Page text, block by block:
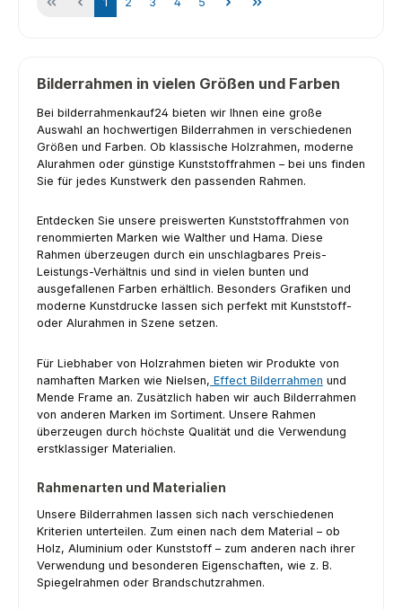
Bilderrahmen in vielen Größen und Farben
Bei bilderrahmenkauf24 bieten wir Ihnen eine große
Auswahl an hochwertigen Bilderrahmen in verschiedenen
Größen und Farben. Ob klassische Holzrahmen, moderne
Alurahmen oder günstige Kunststoffrahmen – bei uns finden
Sie für jedes Kunstwerk den passenden Rahmen.
Entdecken Sie unsere preiswerten Kunststoffrahmen von
renommierten Marken wie Walther und Hama. Diese
Rahmen überzeugen durch ein unschlagbares Preis-
Leistungs-Verhältnis und sind in vielen bunten und
ausgefallenen Farben erhältlich. Besonders Grafiken und
moderne Kunstdrucke lassen sich perfekt mit Kunststoff-
oder Alurahmen in Szene setzen.
Für Liebhaber von Holzrahmen bieten wir Produkte von
namhaften Marken wie Nielsen, Effect Bilderrahmen und
Mende Frame an. Zusätzlich haben wir auch Bilderrahmen
von anderen Marken im Sortiment. Unsere Rahmen
überzeugen durch höchste Qualität und die Verwendung
erstklassiger Materialien.
Rahmenarten und Materialien
Unsere Bilderrahmen lassen sich nach verschiedenen
Kriterien unterteilen. Zum einen nach dem Material – ob
Holz, Aluminium oder Kunststoff – zum anderen nach ihrer
Verwendung und besonderen Eigenschaften, wie z. B.
Spiegelrahmen oder Brandschutzrahmen.